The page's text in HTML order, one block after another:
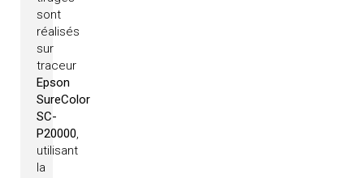
sont
réalisés
sur
traceur
Epson
SureColor
SC-
P20000,
utilisant
la